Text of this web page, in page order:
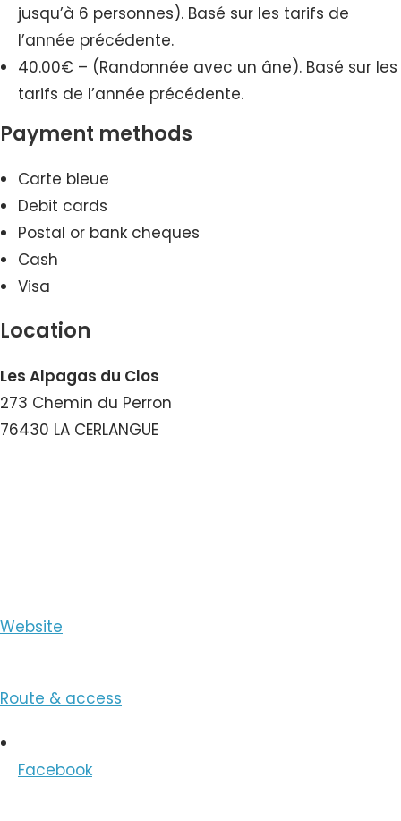
jusqu’à 6 personnes). Basé sur les tarifs de
l’année précédente.
40.00€ – (Randonnée avec un âne). Basé sur les
tarifs de l’année précédente.
Payment methods
Carte bleue
Debit cards
Postal or bank cheques
Cash
Visa
Location
Les Alpagas du Clos
273 Chemin du Perron
76430 LA CERLANGUE
Website
Route & access
Facebook